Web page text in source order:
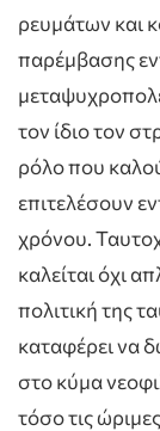
ρευμάτων και
παρέμβασης
τον ίδιο τον
ρόλο που
επιτελέσουν
χρόνου.
καλείται όχι
πολιτική της
καταφέρει να
στο κύμα
τόσο τις